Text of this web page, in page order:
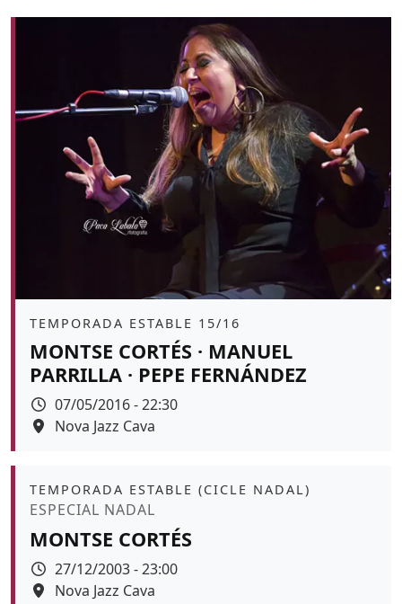
Àmbit
TEMPORADA ESTABLE 15/16
MONTSE CORTÉS · MANUEL
PARRILLA · PEPE FERNÁNDEZ
Data
07/05/2016 - 22:30
Espai
Nova Jazz Cava
Àmbit
TEMPORADA ESTABLE (CICLE NADAL)
Promoció
ESPECIAL NADAL
MONTSE CORTÉS
Data
27/12/2003 - 23:00
Espai
Nova Jazz Cava